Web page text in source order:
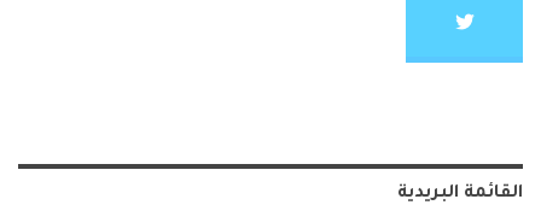
القائمة البريدية